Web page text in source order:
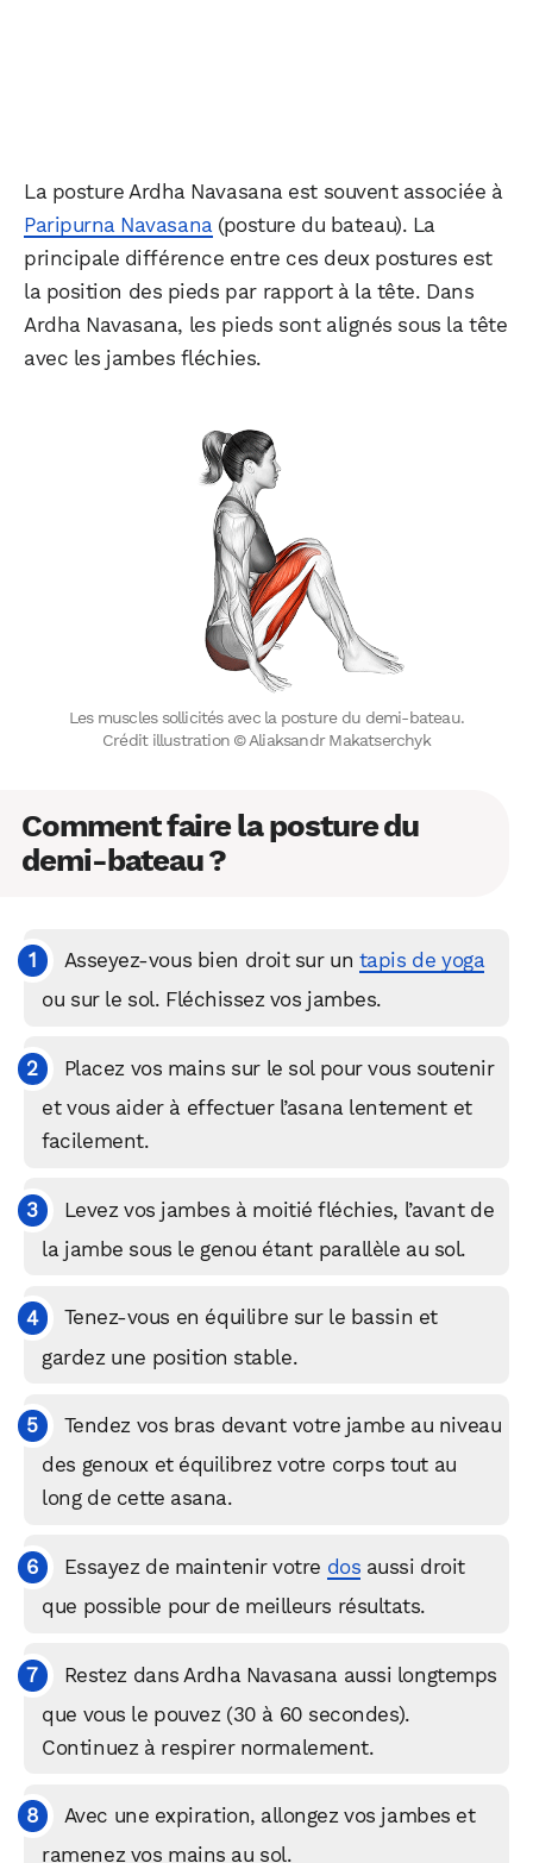
La posture Ardha Navasana est souvent associée à
Paripurna Navasana (posture du bateau). La
principale différence entre ces deux postures est
la position des pieds par rapport à la tête. Dans
Ardha Navasana, les pieds sont alignés sous la tête
avec les jambes fléchies.
Les muscles sollicités avec la posture du demi-bateau.
Crédit illustration © Aliaksandr Makatserchyk
Comment faire la posture du
demi-bateau ?
Asseyez-vous bien droit sur un tapis de yoga
ou sur le sol. Fléchissez vos jambes.
Placez vos mains sur le sol pour vous soutenir
et vous aider à effectuer l’asana lentement et
facilement.
Levez vos jambes à moitié fléchies, l’avant de
la jambe sous le genou étant parallèle au sol.
Tenez-vous en équilibre sur le bassin et
gardez une position stable.
Tendez vos bras devant votre jambe au niveau
des genoux et équilibrez votre corps tout au
long de cette asana.
Essayez de maintenir votre dos aussi droit
que possible pour de meilleurs résultats.
Restez dans Ardha Navasana aussi longtemps
que vous le pouvez (30 à 60 secondes).
Continuez à respirer normalement.
Avec une expiration, allongez vos jambes et
ramenez vos mains au sol.